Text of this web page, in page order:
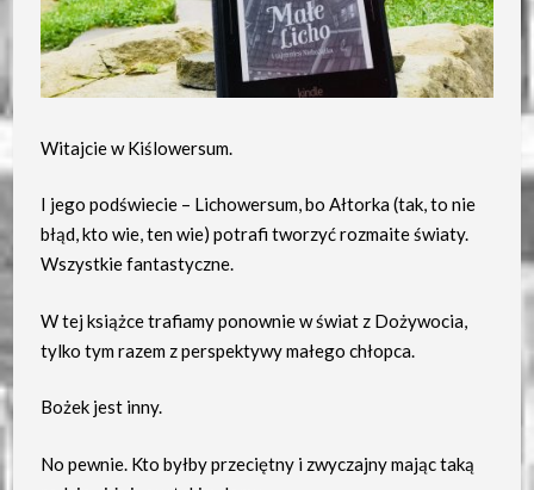
Witajcie w Kiślowersum.
I jego podświecie – Lichowersum, bo Ałtorka (tak, to nie
błąd, kto wie, ten wie) potrafi tworzyć rozmaite światy.
Wszystkie fantastyczne.
W tej książce trafiamy ponownie w świat z Dożywocia,
tylko tym razem z perspektywy małego chłopca.
Bożek jest inny.
No pewnie. Kto byłby przeciętny i zwyczajny mając taką